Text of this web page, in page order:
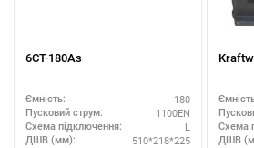
6СТ-180Аз
Ємність: 180
Пусковий струм: 1100EN
Схема підключення: L
ДШВ (мм): 510*218*225
Схема
ДШВ